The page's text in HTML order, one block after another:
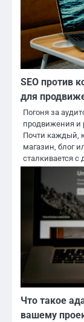
SEO против
для
Погоня за
продвижения и
Почти каждый,
магазин, блог
сталкивается
Что такое
вашему